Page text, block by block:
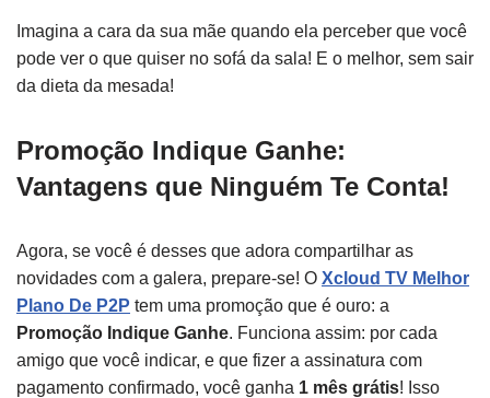
Imagina a cara da sua mãe quando ela perceber que você
pode ver o que quiser no sofá da sala! E o melhor, sem sair
da dieta da mesada!
Promoção Indique Ganhe:
Vantagens que Ninguém Te Conta!
Agora, se você é desses que adora compartilhar as
novidades com a galera, prepare-se! O Xcloud TV Melhor
Plano De P2P tem uma promoção que é ouro: a
Promoção Indique Ganhe. Funciona assim: por cada
amigo que você indicar, e que fizer a assinatura com
pagamento confirmado, você ganha 1 mês grátis! Isso